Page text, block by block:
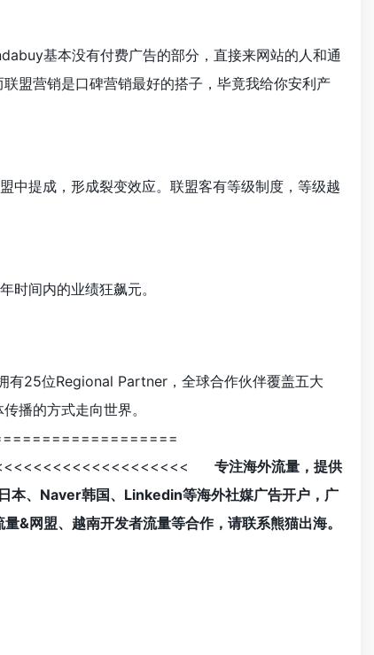
基本没有付费广告的部分，直接来网站的人和通
盟营销是口碑营销最好的搭子，毕竟我给你安利产
中提成，形成裂变效应。联盟客有等级制度，等级越
时间内的业绩狂飙元。
有25位Regional Partner，全球合作伙伴覆盖五大
播的方式走向世界。
专注海外流量，提供
、Naver韩国、Linkedin等海外社媒广告开户，广
网盟、越南开发者流量等合作，请联系熊猫出海。